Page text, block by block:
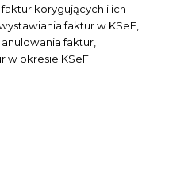
korygujących i ich
faktur w KSeF,
faktur,
w okresie KSeF.